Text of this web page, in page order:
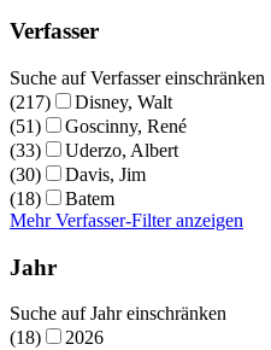
Verfasser
Suche auf Verfasser einschränken
(217)
Disney, Walt
(51)
Goscinny, René
(33)
Uderzo, Albert
(30)
Davis, Jim
(18)
Batem
Mehr Verfasser-Filter anzeigen
Jahr
Suche auf Jahr einschränken
(18)
2026